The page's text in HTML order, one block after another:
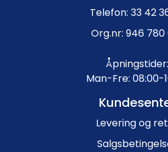
Telefon: 33 42
Org.nr: 946 780
Åpningstider:
Man-Fre: 08:00-
Levering og